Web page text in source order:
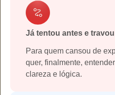
Já tentou antes e travou
Para quem cansou de
quer, finalmente,
clareza e lógica.